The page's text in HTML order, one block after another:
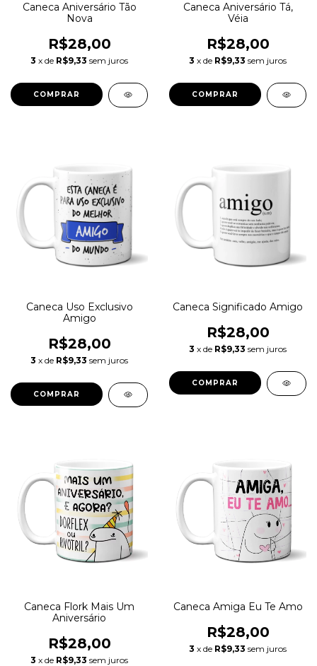
Caneca Aniversário Tão
Nova
R$28,00
3 x de R$9,33 sem juros
Caneca Aniversário Tá,
Véia
R$28,00
3 x de R$9,33 sem juros
Caneca Uso Exclusivo
Amigo
R$28,00
3 x de R$9,33 sem juros
Caneca Significado Amigo
R$28,00
3 x de R$9,33 sem juros
Caneca Flork Mais Um
Aniversário
R$28,00
3 x de R$9,33 sem juros
Caneca Amiga Eu Te Amo
R$28,00
3 x de R$9,33 sem juros